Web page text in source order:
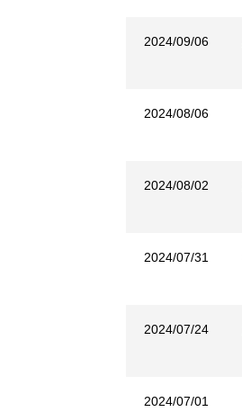
2024/09/06
2024/08/06
2024/08/02
2024/07/31
2024/07/24
2024/07/01